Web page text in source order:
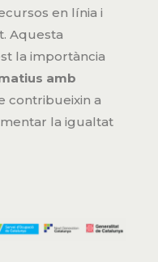
en línia i
Aquesta
la importància
amb
contribueixin a
la igualtat